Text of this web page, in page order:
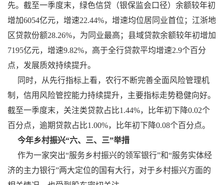
先。截至一季度末，绿色信贷（银保监会口径）余额较年初
增加6054亿元，增速22.44%，增速均位居同业首位；江浙地
区贷款份额28.26%，为同业最高；县域贷款余额较年初增加
7195亿元，增速9.82%，高于全行贷款平均增速2.9个百分
点，发展质效持续提升。
同时，从先行指标上看，农行不断完善全面风险管理机
制，信用风险管控能力持续提升，主要指标走势稳健向好。
截至一季度末，关注类贷款占比1.44%，比年初下降0.02个
百分点，逾期贷款占比1.00%，比年初下降0.08个百分点。
今年乡村振兴“六、三、三”举措
作为一家突出“服务乡村振兴的领军银行”和“服务实体经
济的主力银行”两大定位的国有大行，对于乡村振兴方面的